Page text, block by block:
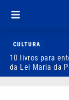
CULTURA
10 livros para
da Lei Maria da